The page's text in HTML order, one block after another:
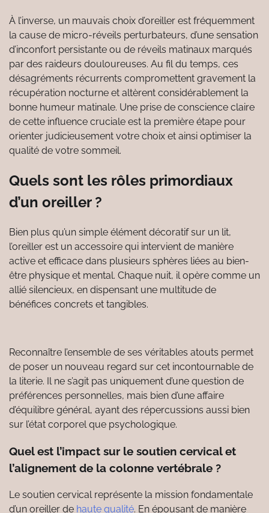
À l’inverse, un mauvais choix d’oreiller est fréquemment
la cause de micro-réveils perturbateurs, d’une sensation
d’inconfort persistante ou de réveils matinaux marqués
par des raideurs douloureuses. Au fil du temps, ces
désagréments récurrents compromettent gravement la
récupération nocturne et altèrent considérablement la
bonne humeur matinale. Une prise de conscience claire
de cette influence cruciale est la première étape pour
orienter judicieusement votre choix et ainsi optimiser la
qualité de votre sommeil.
Quels sont les rôles primordiaux
d’un oreiller ?
Bien plus qu’un simple élément décoratif sur un lit,
l’oreiller est un accessoire qui intervient de manière
active et efficace dans plusieurs sphères liées au bien-
être physique et mental. Chaque nuit, il opère comme un
allié silencieux, en dispensant une multitude de
bénéfices concrets et tangibles.
Reconnaître l’ensemble de ses véritables atouts permet
de poser un nouveau regard sur cet incontournable de
la literie. Il ne s’agit pas uniquement d’une question de
préférences personnelles, mais bien d’une affaire
d’équilibre général, ayant des répercussions aussi bien
sur l’état corporel que psychologique.
Quel est l’impact sur le soutien cervical et
l’alignement de la colonne vertébrale ?
Le soutien cervical représente la mission fondamentale
d’un oreiller de haute qualité. En épousant de manière